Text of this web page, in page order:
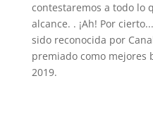
contestaremos a todo lo
alcance. . ¡Ah! Por
sido reconocida por
premiado como mejores
2019.